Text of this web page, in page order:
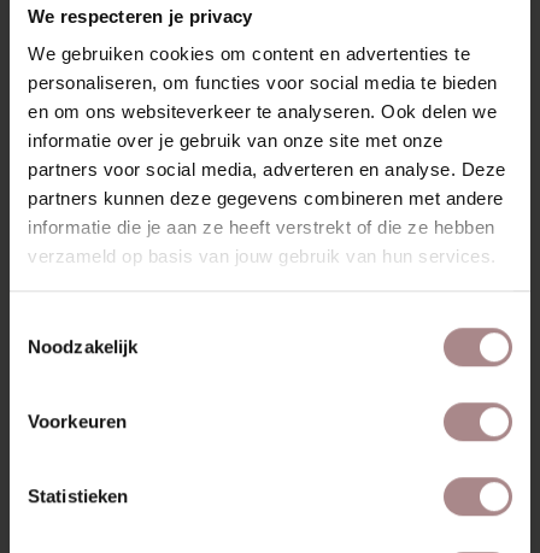
We respecteren je privacy
We gebruiken cookies om content en advertenties te
personaliseren, om functies voor social media te bieden
en om ons websiteverkeer te analyseren. Ook delen we
informatie over je gebruik van onze site met onze
partners voor social media, adverteren en analyse. Deze
partners kunnen deze gegevens combineren met andere
informatie die je aan ze heeft verstrekt of die ze hebben
verzameld op basis van jouw gebruik van hun services.
Noodzakelijk
Voorkeuren
Statistieken
Kvadrat, De Ploeg, Bute en Silvera. In onze showrooms
kun je de stoffen bekijken en advies krijgen van onze
medewerkers.
Bekijk ook onzeEdske eetkamerstoelen.
VERPAKKING & MONTAGE
STOFSTALEN BESTELLEN
AFMETINGEN
ZAKELIJK
MISSCHIEN VIND JE DIT